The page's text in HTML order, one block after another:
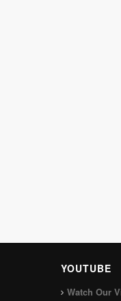
YOUTUBE
Watch Our